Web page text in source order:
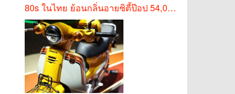
80s ในไทย ย้อนกลิ่นอายซิตี้ป๊อป 54,000
บาท